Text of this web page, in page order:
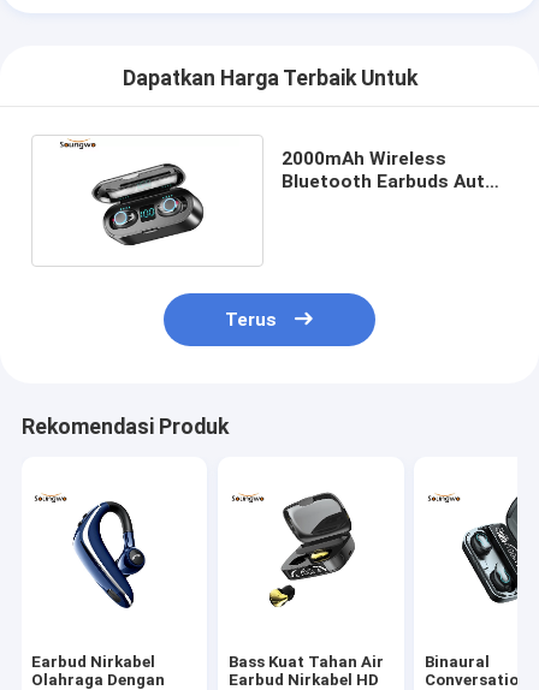
Dapatkan Harga Terbaik Untuk
2000mAh Wireless
Bluetooth Earbuds Auto
Terus
Rekomendasi Produk
Earbud Nirkabel
Olahraga Dengan
Bass Kuat Tahan Air
Earbud Nirkabel HD
Binaural
Conversation